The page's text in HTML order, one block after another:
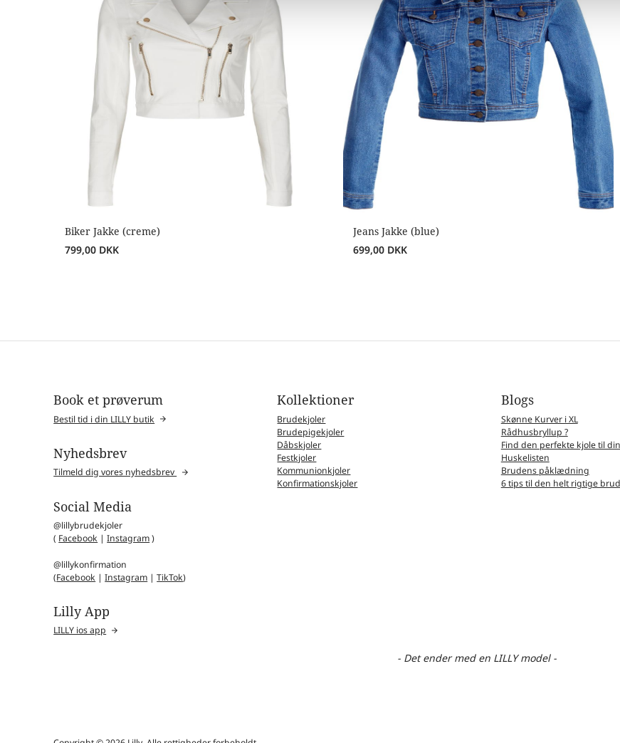
Biker Jakke (creme)
799,00 DKK
Jeans Jakke (blue)
699,00 DKK
Book et prøverum
Bestil tid i din LILLY butik
Nyhedsbrev
Tilmeld dig vores nyhedsbrev
Social Media
@lillybrudekjoler
( Facebook |Instagram)
@lillykonfirmation
(Facebook |Instagram |TikTok)
Lilly App
LILLY ios app
Kollektioner
Brudekjoler
Brudepigekjoler
Dåbskjoler
Festkjoler
Kommunionkjoler
Konfirmationskjoler
Blogs
Skønne Kurver i XL
Rådhusbryllup ?
Find den perfekte kjole til
Huskelisten
Brudens påklædning
6 tips til den helt rigtige
- Det ender med en LILLY model -